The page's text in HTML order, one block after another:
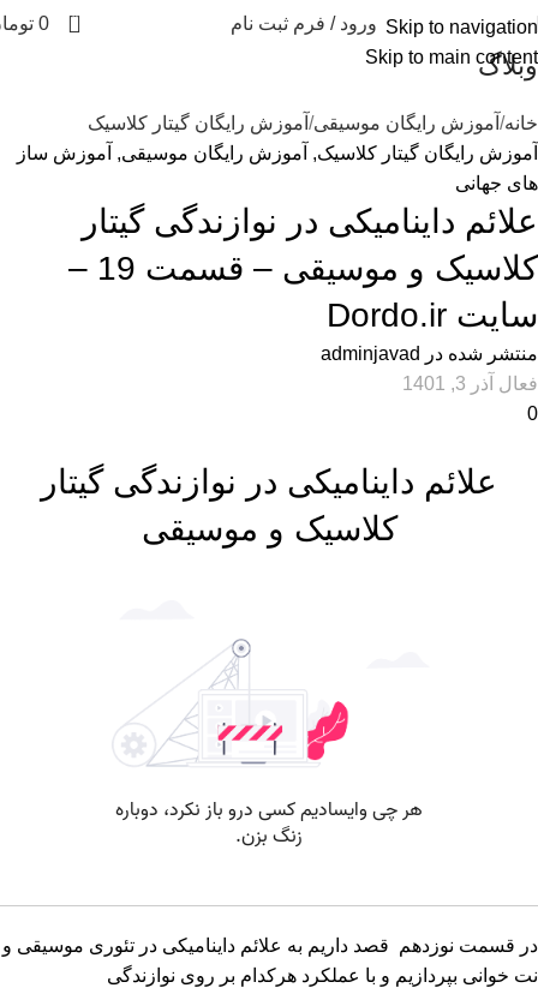
Skip to navigation
Skip to main content
ورود / فرم ثبت نام 0
0
وبلاگ
خانه آموزش رایگان موسیقی آموزش رایگان گیتار کلاسیک
آموزش رایگان گیتار کلاسیک, آموزش رایگان موسیقی, آموزش ساز
های جهانی
علائم داینامیکی در نوازندگی گیتار
کلاسیک و موسیقی – قسمت 19 –
سایت Dordo.ir
منتشر شده در
adminjavad
فعال آذر 3, 1401
0
علائم داینامیکی در نوازندگی گیتار
کلاسیک و موسیقی
در قسمت نوزدهم قصد داریم به علائم داینامیکی در تئوری موسیقی و
نت خوانی بپردازیم و با عملکرد هرکدام بر روی نوازندگی